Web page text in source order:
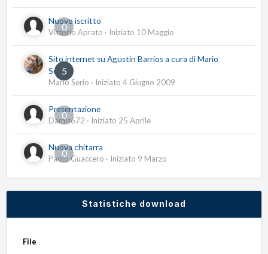
0
Nuovo iscritto
Vittorio Aprato · Iniziato 10 Maggio
5
Sito internet su Agustín Barrios a cura di Mario
Serio
Mario Serio · Iniziato 4 Giugno 2009
0
Presentazione
Damis672 · Iniziato 25 Aprile
0
Nuova chitarra
Paolo Guaccero · Iniziato 9 Marzo
Statistiche download
File